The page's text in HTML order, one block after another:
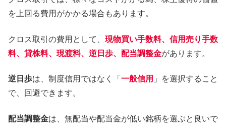
を上回る費用がかかる場合もあります。
クロス取引の費用として、 現物買い手数料、信用売り手数
料、貸株料、現渡料、逆日歩、配当調整金があります。
逆日歩は、制度信用ではなく「 一般信用 」を選択すること
で、回避できます。
配当調整金は、無配当や配当金が低い銘柄を選ぶと良いで